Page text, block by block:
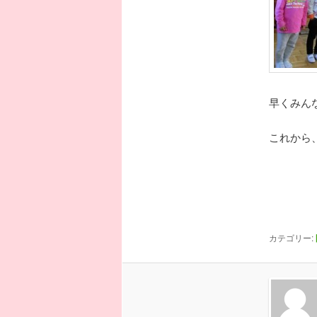
早くみん
これから
カテゴリー: